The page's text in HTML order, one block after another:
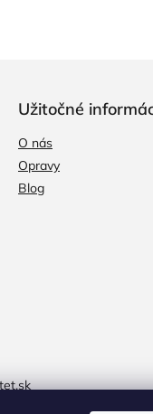
Užitočné
O nás
Opravy
Blog